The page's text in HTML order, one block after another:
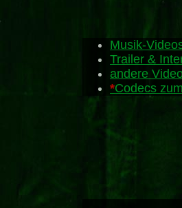
Musik-
Trailer &
andere
*Codecs